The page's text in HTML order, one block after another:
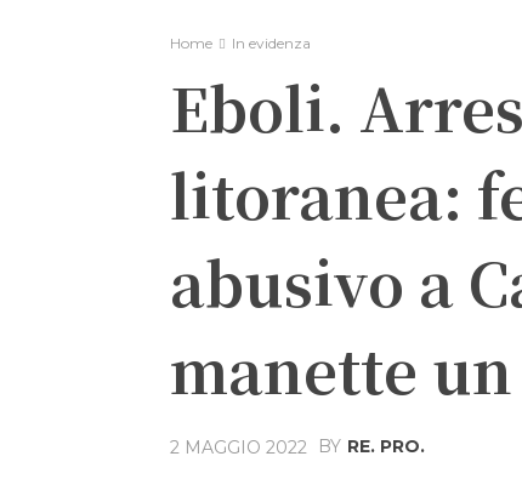
Home In evidenza
Eboli.
litoranea:
abusivo a
manette
2 MAGGIO 2022 BY RE. PRO.